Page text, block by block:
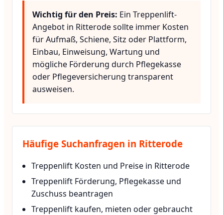
Wichtig für den Preis: Ein Treppenlift-
Angebot in Ritterode sollte immer Kosten
für Aufmaß, Schiene, Sitz oder Plattform,
Einbau, Einweisung, Wartung und
mögliche Förderung durch Pflegekasse
oder Pflegeversicherung transparent
ausweisen.
Häufige Suchanfragen in Ritterode
Treppenlift Kosten und Preise in Ritterode
Treppenlift Förderung, Pflegekasse und
Zuschuss beantragen
Treppenlift kaufen, mieten oder gebraucht